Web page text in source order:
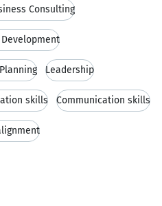
Consulting
Leadership
skills Communication skills